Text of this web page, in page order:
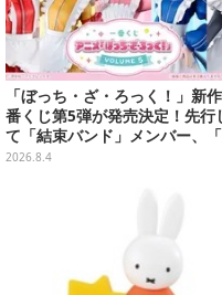
「ぼっち・ざ・ろっく！」新
番くじ第5弾が発売決定！先行
て「結束バンド」メンバー、
井きくり」のメイド衣装フィギ
2026.8.4